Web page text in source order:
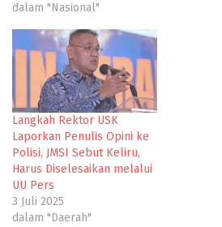
dalam "Nasional"
Langkah Rektor USK
Laporkan Penulis Opini ke
Polisi, JMSI Sebut Keliru,
Harus Diselesaikan melalui
UU Pers
3 Juli 2025
dalam "Daerah"